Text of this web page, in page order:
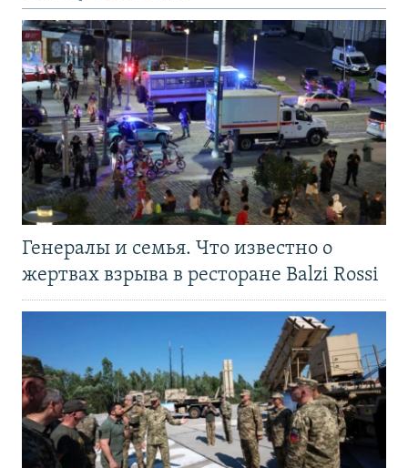
Генералы и семья. Что известно о
жертвах взрыва в ресторане Balzi Rossi